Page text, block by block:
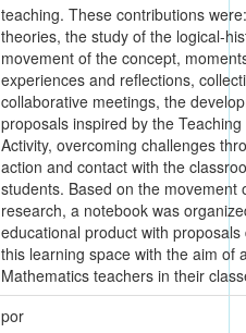
teaching. These contributions
theories, the study of the logical-
movement of the concept,
experiences and reflections,
collaborative meetings, the
proposals inspired by the
Activity, overcoming challenges
action and contact with the
students. Based on the movement
research, a notebook was
educational product with
this learning space with the aim of
Mathematics teachers in their
por